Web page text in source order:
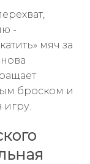
-
мяч за
броском и
игру.